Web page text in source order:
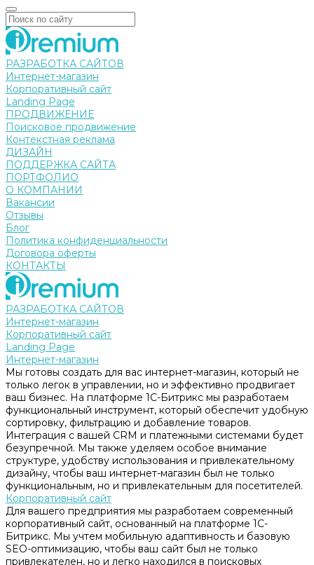
РАЗРАБОТКА САЙТОВ
Интернет-магазин
Корпоративный сайт
Landing Page
ПРОДВИЖЕНИЕ
Поисковое продвижение
Контекстная реклама
ДИЗАЙН
ПОДДЕРЖКА САЙТА
ПОРТФОЛИО
О КОМПАНИИ
Вакансии
Отзывы
Блог
Политика конфиденциальности
Договора оферты
КОНТАКТЫ
РАЗРАБОТКА САЙТОВ
Интернет-магазин
Корпоративный сайт
Landing Page
Интернет-магазин
Мы готовы создать для вас интернет-магазин, который не
только легок в управлении, но и эффективно продвигает
ваш бизнес. На платформе 1С-Битрикс мы разработаем
функциональный инструмент, который обеспечит удобную
сортировку, фильтрацию и добавление товаров.
Интеграция с вашей CRM и платежными системами будет
безупречной. Мы также уделяем особое внимание
структуре, удобству использования и привлекательному
дизайну, чтобы ваш интернет-магазин был не только
функциональным, но и привлекательным для посетителей.
Корпоративный сайт
Для вашего предприятия мы разработаем современный
корпоративный сайт, основанный на платформе 1С-
Битрикс. Мы учтем мобильную адаптивность и базовую
SEO-оптимизацию, чтобы ваш сайт был не только
привлекателен, но и легко находился в поисковых